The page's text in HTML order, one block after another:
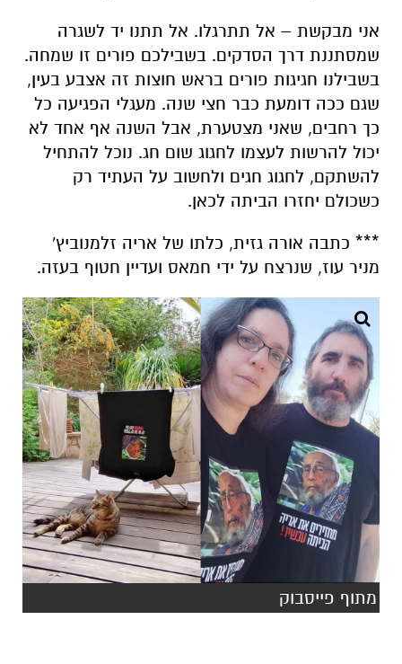
אני מבקשת – אל תתרגלו. אל תתנו יד לשגרה
שמסתננת דרך הסדקים. בשבילכם פורים זו שמחה.
בשבילנו חגיגות פורים בראש חוצות זה אצבע בעין,
שגם ככה דומעת כבר חצי שנה. מעגלי הפגיעה כל
כך רחבים, שאני מצטערת, אבל השנה אף אחד לא
יכול להרשות לעצמו לחגוג שום חג. נוכל להתחיל
להשתקם, לחגוג חגים ולחשוב על העתיד רק
כשכולם יחזרו הביתה לכאן.
*** כתבה אורה גזית, כלתו של אריה זלמנוביץ'
מניר עוז, שנרצח על ידי חמאס ועדיין חטוף בעזה.
מתוף פייסבוק